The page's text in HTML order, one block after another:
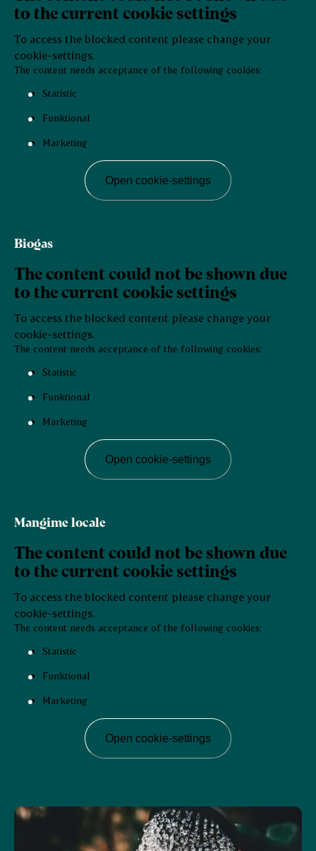
to the current cookie settings
To access the blocked content please change your
cookie-settings.
The content needs acceptance of the following cookies:
Statistic
Funktional
Marketing
Open cookie-settings
Biogas
The content could not be shown due
to the current cookie settings
To access the blocked content please change your
cookie-settings.
The content needs acceptance of the following cookies:
Statistic
Funktional
Marketing
Open cookie-settings
Mangime locale
The content could not be shown due
to the current cookie settings
To access the blocked content please change your
cookie-settings.
The content needs acceptance of the following cookies:
Statistic
Funktional
Marketing
Open cookie-settings